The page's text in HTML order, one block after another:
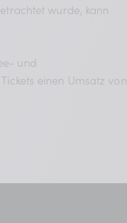
wurde, kann
und
einen Umsatz von